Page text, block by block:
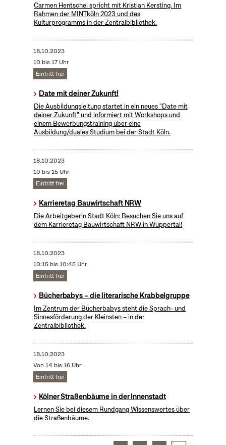
Carmen Hentschel spricht mit Kristian Kersting. Im
Rahmen der MINTköln 2023 und des
Kulturprogramms in der Zentralbibliothek.
18.10.2023
10 bis 17 Uhr
Eintritt frei
Date mit deiner Zukunft!
Die Ausbildungsleitung startet in ein neues "Date mit
deiner Zukunft" und informiert mit Workshops und
einem Bewerbungstraining über eine
Ausbildung/duales Studium bei der Stadt Köln.
18.10.2023
10 bis 15 Uhr
Eintritt frei
Karrieretag Bauwirtschaft NRW
Die Arbeitgeberin Stadt Köln: Besuchen Sie uns auf
dem Karrieretag Bauwirtschaft NRW in Wuppertal!
18.10.2023
10:15 bis 10:45 Uhr
Eintritt frei
Bücherbabys – die literarische Krabbelgruppe
Im Zentrum der Bücherbabys steht die Sprach- und
Sinnesförderung der Kleinsten – in der
Zentralbibliothek.
18.10.2023
Von 14 bis 16 Uhr
Eintritt frei
Kölner Straßenbäume in der Innenstadt
Lernen Sie bei diesem Rundgang Wissenswertes über
die Straßenbäume.